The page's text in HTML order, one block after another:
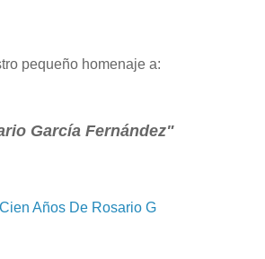
pequeño homenaje a:
García Fernández"
Años De Rosario G